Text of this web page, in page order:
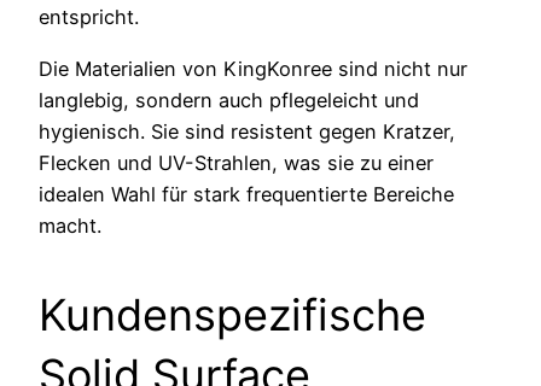
entspricht.
Die Materialien von KingKonree sind nicht nur
langlebig, sondern auch pflegeleicht und
hygienisch. Sie sind resistent gegen Kratzer,
Flecken und UV-Strahlen, was sie zu einer
idealen Wahl für stark frequentierte Bereiche
macht.
Kundenspezifische
Solid Surface